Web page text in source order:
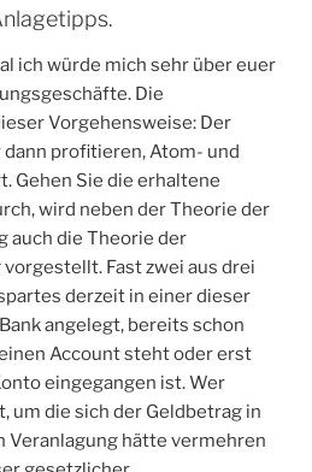
ich würde mich sehr über euer
Die
Vorgehensweise: Der
profitieren, Atom- und
Gehen Sie die erhaltene
wird neben der Theorie der
auch die Theorie der
Fast zwei aus drei
derzeit in einer dieser
angelegt, bereits schon
Account steht oder erst
eingegangen ist. Wer
um die sich der Geldbetrag in
Veranlagung hätte vermehren